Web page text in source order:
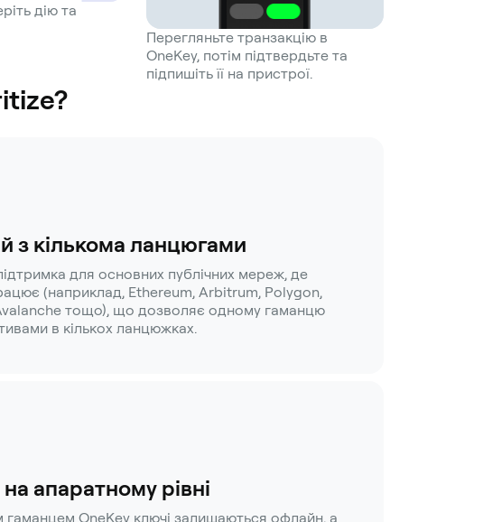
дію та
Перегляньте транзакцію в
OneKey, потім підтвердьте та
підпишіть її на пристрої.
з кількома ланцюгами
для основних публічних мереж, де
(наприклад, Ethereum, Arbitrum, Polygon,
тощо), що дозволяє одному гаманцю
в кількох ланцюжках.
апаратному рівні
гаманцем OneKey ключі залишаються офлайн, а